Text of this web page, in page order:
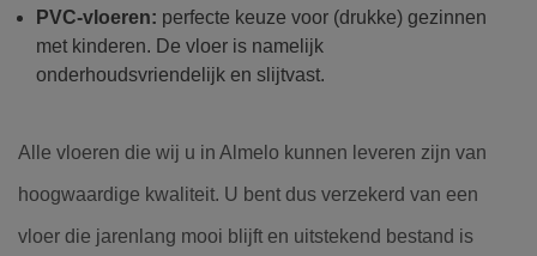
PVC-vloeren: perfecte keuze voor (drukke) gezinnen
met kinderen. De vloer is namelijk
onderhoudsvriendelijk en slijtvast.
Alle vloeren die wij u in Almelo kunnen leveren zijn van
hoogwaardige kwaliteit. U bent dus verzekerd van een
vloer die jarenlang mooi blijft en uitstekend bestand is